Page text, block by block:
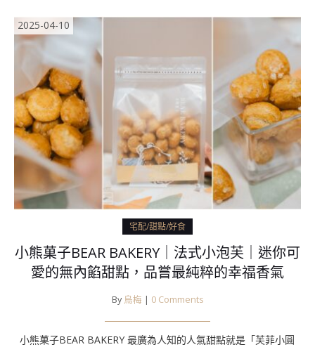
2025-04-10
宅配/甜點/好食
小熊菓子BEAR BAKERY｜法式小泡芙｜迷你可
愛的無內餡甜點，品嘗最純粹的幸福香氣
By 烏梅 | 0 Comments
小熊菓子BEAR BAKERY 最廣為人知的人氣甜點就是「芙菲小圓